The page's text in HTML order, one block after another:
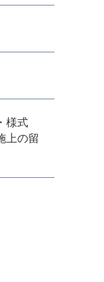
様式
上の留